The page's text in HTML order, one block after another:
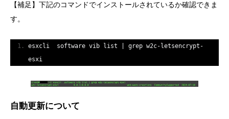
【補足】下記のコマンドでインストールされているか確認できま
す。
esxcli  software vib list grep w2c- letsencrypt -
esxi
自動更新について